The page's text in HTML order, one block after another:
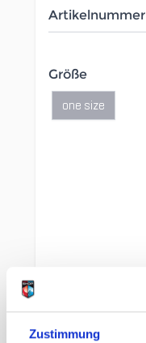
Zustimmung
Artikelnummer
Größe
one size
Beschreibung